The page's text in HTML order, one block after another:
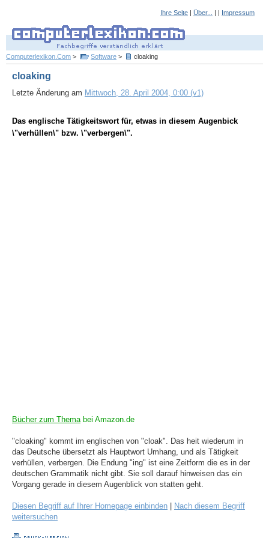
Ihre Seite | Über... | | Impressum
Computerlexikon.Com > Software > cloaking
cloaking
Letzte Änderung am Mittwoch, 28. April 2004, 0:00 (v1)
Das englische Tätigkeitswort für, etwas in diesem Augenbick
\"verhüllen\" bzw. \"verbergen\".
Bücher zum Themabei Amazon.de
"cloaking" kommt im englischen von "cloak". Das heit wiederum in
das Deutsche übersetzt als Hauptwort Umhang, und als Tätigkeit
verhüllen, verbergen. Die Endung "ing" ist eine Zeitform die es in der
deutschen Grammatik nicht gibt. Sie soll darauf hinweisen das ein
Vorgang gerade in diesem Augenblick von statten geht.
Diesen Begriff auf Ihrer Homepage einbinden
Nach diesem Begriff
weitersuchen